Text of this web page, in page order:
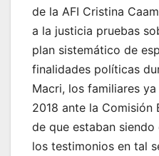
de la AFI Cristina
a la justicia pruebas
plan sistemático de
finalidades políticas
Macri, los familiares
2018 ante la Comisión
de que estaban
los testimonios en tal